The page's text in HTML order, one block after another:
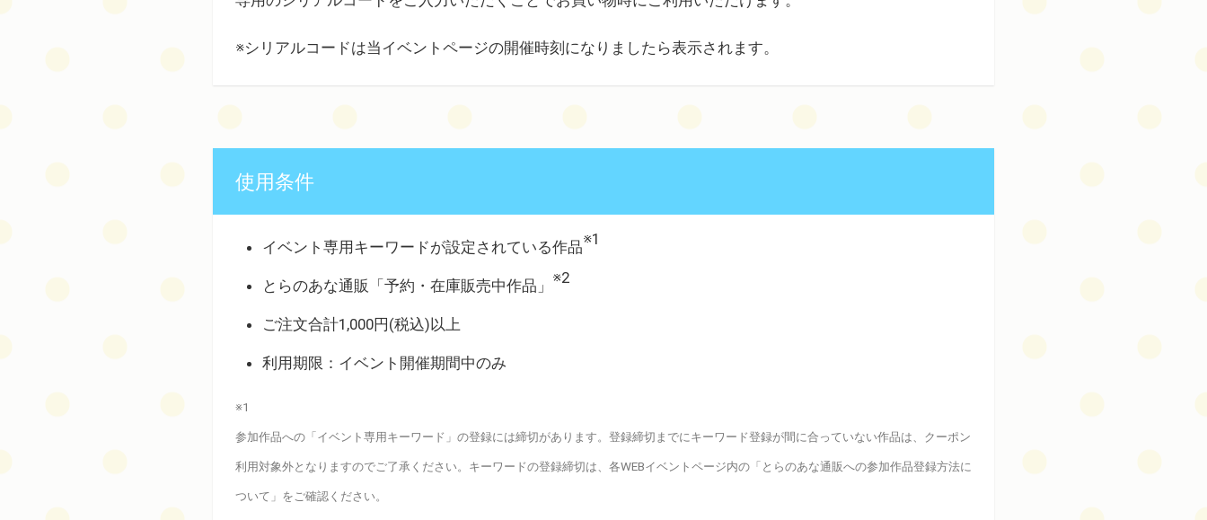
※シリアルコードは当イベントページの開催時刻になりましたら表示されます。
使用条件
イベント専用キーワードが設定されている作品※1
とらのあな通販「予約・在庫販売中作品」 ※2
ご注文合計1,000円(税込)以上
利用期限：イベント開催期間中のみ
※1
参加作品への「イベント専用キーワード」の登録には締切があります。登録締切までにキーワード登録が間に合っていない作品は、クーポン
利用対象外となりますのでご了承ください。キーワードの登録締切は、各WEBイベントページ内の「とらのあな通販への参加作品登録方法に
ついて」をご確認ください。